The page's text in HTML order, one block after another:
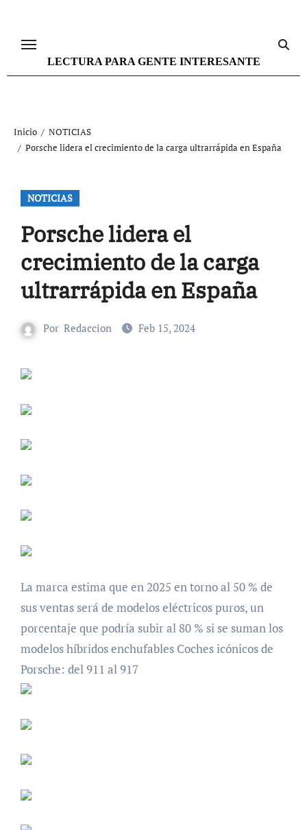
contenido
LECTURA PARA GENTE INTERESANTE
Inicio
NOTICIAS
Porsche lidera el crecimiento de la carga ultrarrápida en España
NOTICIAS
Porsche lidera el
crecimiento de la carga
ultrarrápida en España
Por Redaccion Feb 15, 2024
La marca estima que en 2025 en torno al 50 % de
sus ventas será de modelos eléctricos puros, un
porcentaje que podría subir al 80 % si se suman los
modelos híbridos enchufables Coches icónicos de
Porsche: del 911 al 917